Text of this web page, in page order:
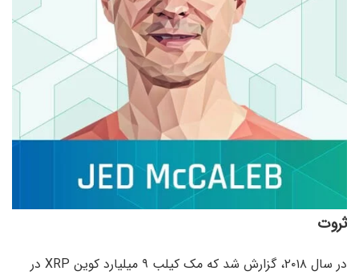
ثروت
در سال ۲۰۱۸، گزارش شد که مک کیلب ۹ میلیارد کوین XRP در